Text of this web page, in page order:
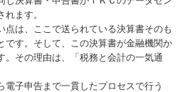
ます。
点は、ここで送られている決算書そのも
です。そして、この決算書が金融機関か
。その理由は、「税務と会計の一気通
電子申告まで一貫したプロセスで行う